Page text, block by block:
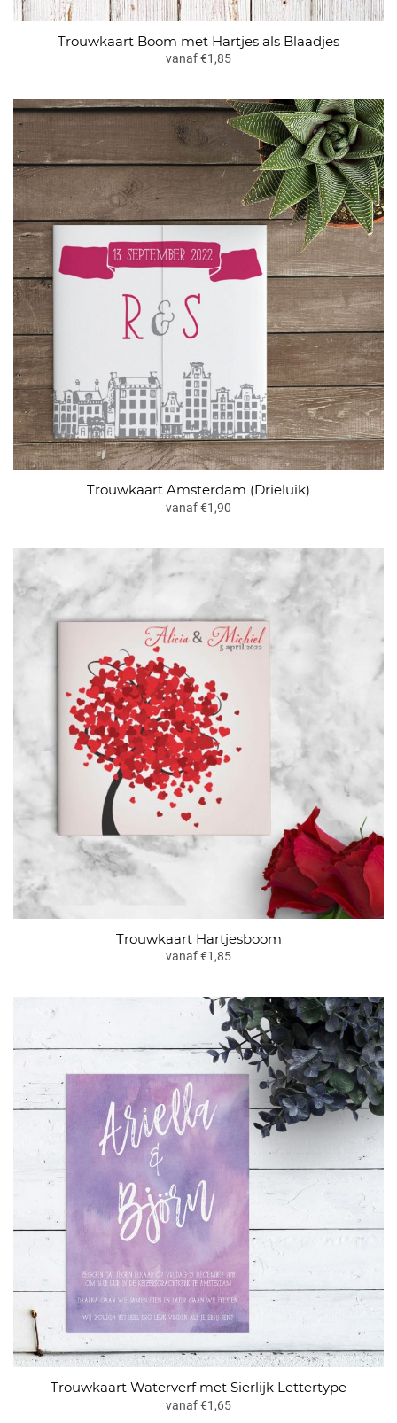
Trouwkaart Boom met Hartjes als Blaadjes
vanaf €1,85
Trouwkaart Amsterdam (Drieluik)
vanaf €1,90
Trouwkaart Hartjesboom
vanaf €1,85
Trouwkaart Waterverf met Sierlijk Lettertype
vanaf €1,65